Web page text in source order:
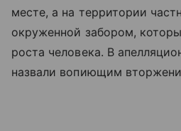
месте, а на территории
окруженной забором,
роста человека. В
назвали вопиющим